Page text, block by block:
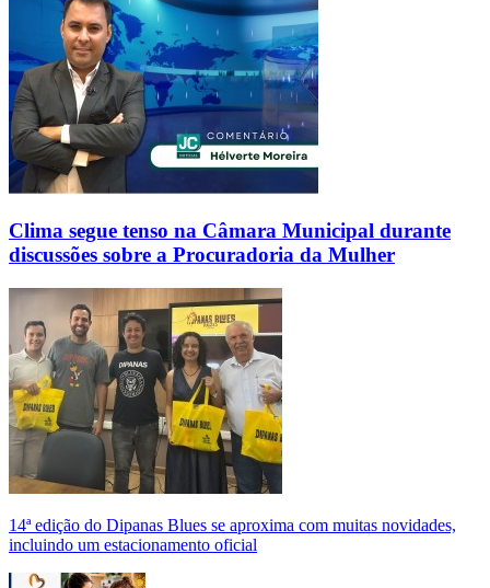
Clima segue tenso na Câmara Municipal durante
discussões sobre a Procuradoria da Mulher
14ª edição do Dipanas Blues se aproxima com muitas novidades,
incluindo um estacionamento oficial